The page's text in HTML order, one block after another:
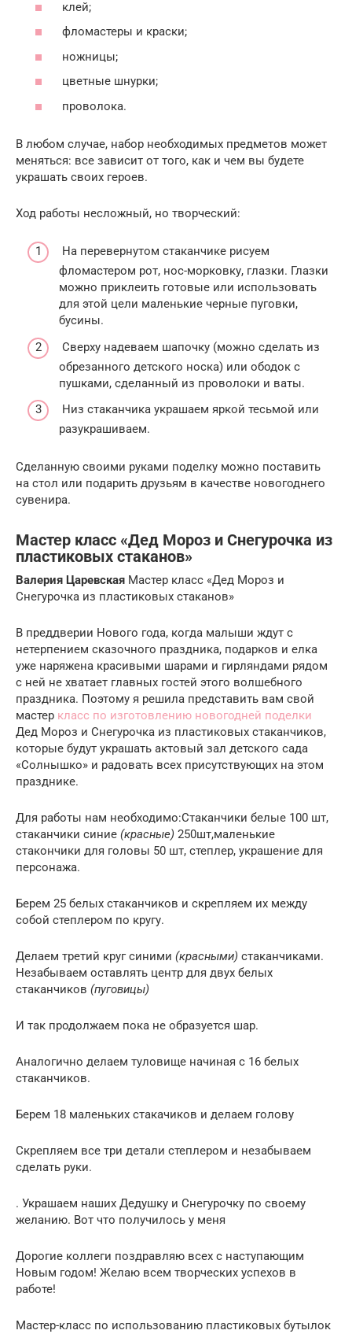
клей;
фломастеры и краски;
ножницы;
цветные шнурки;
проволока.
В любом случае, набор необходимых предметов может
меняться: все зависит от того, как и чем вы будете
украшать своих героев.
Ход работы несложный, но творческий:
На перевернутом стаканчике рисуем
фломастером рот, нос-морковку, глазки. Глазки
можно приклеить готовые или использовать
для этой цели маленькие черные пуговки,
бусины.
Сверху надеваем шапочку (можно сделать из
обрезанного детского носка) или ободок с
пушками, сделанный из проволоки и ваты.
Низ стаканчика украшаем яркой тесьмой или
разукрашиваем.
Сделанную своими руками поделку можно поставить
на стол или подарить друзьям в качестве новогоднего
сувенира.
Мастер класс «Дед Мороз и Снегурочка из
пластиковых стаканов»
Валерия Царевская Мастер класс «Дед Мороз и
Снегурочка из пластиковых стаканов»
В преддверии Нового года, когда малыши ждут с
нетерпением сказочного праздника, подарков и елка
уже наряжена красивыми шарами и гирляндами рядом
с ней не хватает главных гостей этого волшебного
праздника. Поэтому я решила представить вам свой
мастер класс по изготовлению новогодней поделки
Дед Мороз и Снегурочка из пластиковых стаканчиков,
которые будут украшать актовый зал детского сада
«Солнышко» и радовать всех присутствующих на этом
празднике.
Для работы нам необходимо:Стаканчики белые 100 шт,
стаканчики синие (красные) 250шт,маленькие
стакончики для головы 50 шт, степлер, украшение для
персонажа.
Берем 25 белых стаканчиков и скрепляем их между
собой степлером по кругу.
Делаем третий круг синими (красными) стаканчиками.
Незабываем оставлять центр для двух белых
стаканчиков (пуговицы)
И так продолжаем пока не образуется шар.
Аналогично делаем туловище начиная с 16 белых
стаканчиков.
Берем 18 маленьких стакачиков и делаем голову
Скрепляем все три детали степлером и незабываем
сделать руки.
. Украшаем наших Дедушку и Снегурочку по своему
желанию. Вот что получилось у меня
Дорогие коллеги поздравляю всех с наступающим
Новым годом! Желаю всем творческих успехов в
работе!
Мастер-класс по использованию пластиковых бутылок